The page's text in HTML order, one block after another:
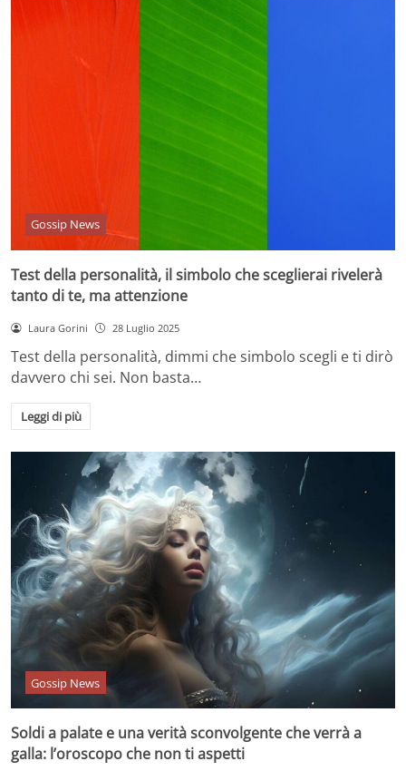
Gossip News
Test della personalità, il simbolo che sceglierai rivelerà
tanto di te, ma attenzione
Laura Gorini 28 Luglio 2025
Test della personalità, dimmi che simbolo scegli e ti dirò
davvero chi sei. Non basta…
Leggi di più
Gossip News
Soldi a palate e una verità sconvolgente che verrà a
galla: l’oroscopo che non ti aspetti